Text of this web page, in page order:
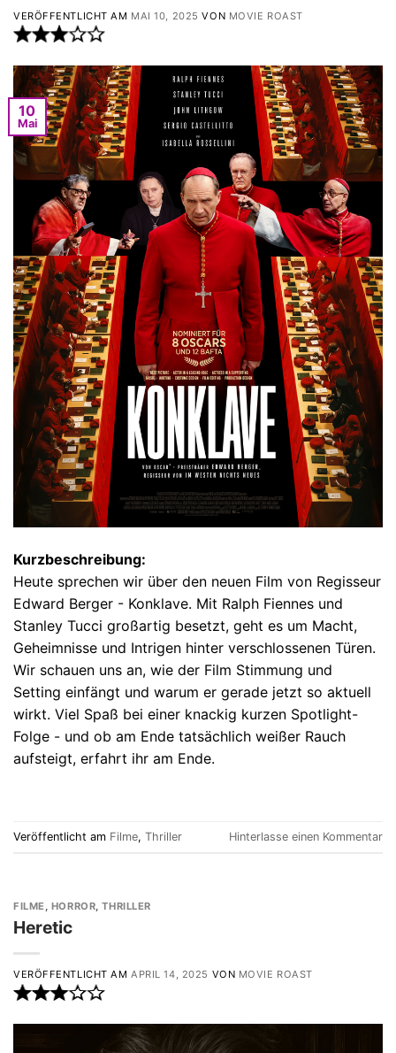
VERÖFFENTLICHT AM MAI 10, 2025 VON MOVIE ROAST
10
Mai
Kurzbeschreibung:
Heute sprechen wir über den neuen Film von Regisseur
Edward Berger - Konklave. Mit Ralph Fiennes und
Stanley Tucci großartig besetzt, geht es um Macht,
Geheimnisse und Intrigen hinter verschlossenen Türen.
Wir schauen uns an, wie der Film Stimmung und
Setting einfängt und warum er gerade jetzt so aktuell
wirkt. Viel Spaß bei einer knackig kurzen Spotlight-
Folge - und ob am Ende tatsächlich weißer Rauch
aufsteigt, erfahrt ihr am Ende.
Veröffentlicht am Filme, Thriller Hinterlasse einen Kommentar
FILME , HORROR,THRILLER
Heretic
VERÖFFENTLICHT AMAPRIL 14, 2025 VON MOVIE ROAST